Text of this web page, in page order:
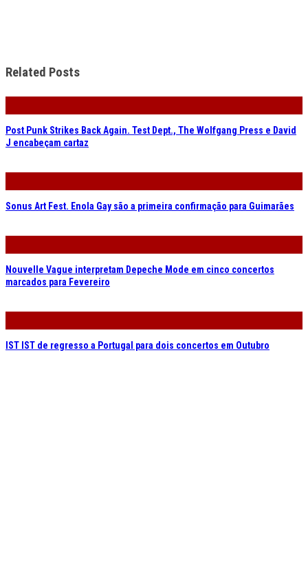
Related Posts
Post Punk Strikes Back Again. Test Dept., The Wolfgang Press e David
J encabeçam cartaz
Sonus Art Fest. Enola Gay são a primeira confirmação para Guimarães
Nouvelle Vague interpretam Depeche Mode em cinco concertos
marcados para Fevereiro
IST IST de regresso a Portugal para dois concertos em Outubro